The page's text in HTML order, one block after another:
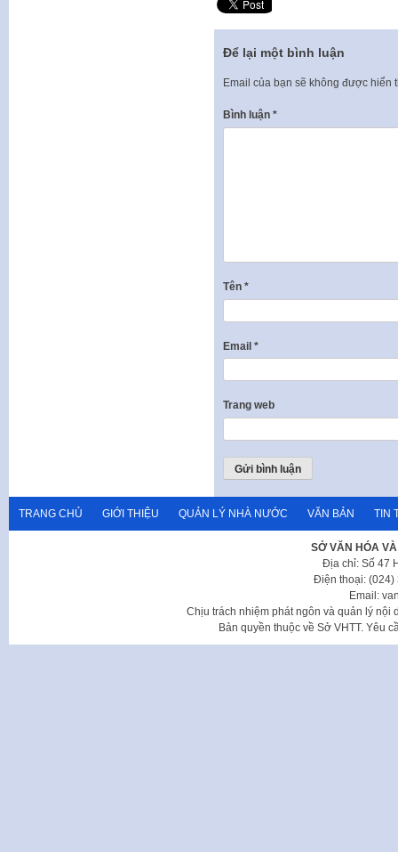
Để lại một bình luận
Email của bạn sẽ không được hiển
Bình luận *
Tên *
Email *
Trang web
TRANG CHỦ GIỚI THIỆU QUẢN LÝ NHÀ NƯỚC VĂN BẢN TIN
SỞ VĂN HÓA
Địa chỉ: Số 47
Điện thoại: (024)
Email:
Chịu trách nhiệm phát ngôn và quản lý nội
Bản quyền thuộc về Sở VHTT. Yêu